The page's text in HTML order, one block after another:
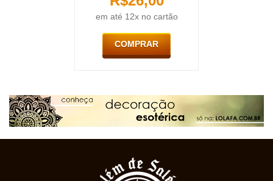
em até 12x no cartão
COMPRAR